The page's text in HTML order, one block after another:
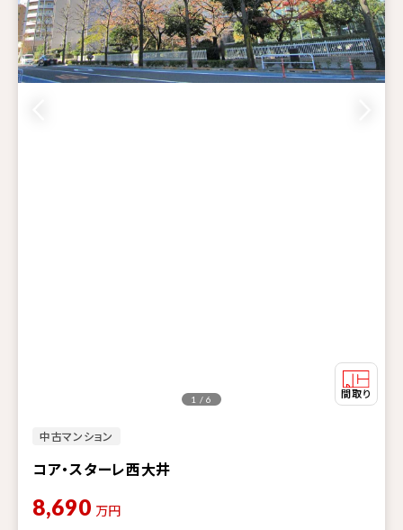
中古マンション
コア・スターレ西大井
1 / 6
8,690 万円